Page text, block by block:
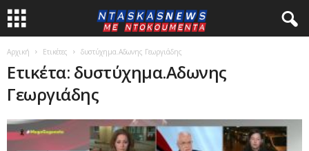
Αρχική Ετικέτες δυστύχημα.Αδωνης Γεωργιάδης
Ετικέτα: δυστύχημα.Αδωνης
Γεωργιάδης